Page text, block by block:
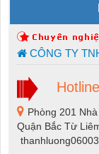
CÔNG TY
Phòng 201
Quận Bắc Từ